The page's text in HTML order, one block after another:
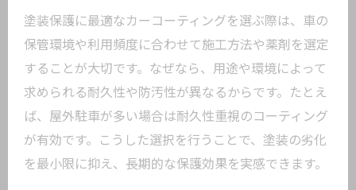
塗装保護に最適なカーコーティングを選ぶ際は、車の
保管環境や利用頻度に合わせて施工方法や薬剤を選定
することが大切です。なぜなら、用途や環境によって
求められる耐久性や防汚性が異なるからです。たとえ
ば、屋外駐車が多い場合は耐久性重視のコーティング
が有効です。こうした選択を行うことで、塗装の劣化
を最小限に抑え、長期的な保護効果を実感できます。